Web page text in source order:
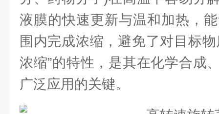
液膜的快速更新与温和加热，
围内完成浓缩，避免了对目标
浓缩”的特性，是其在化学合成
广泛应用的关键。